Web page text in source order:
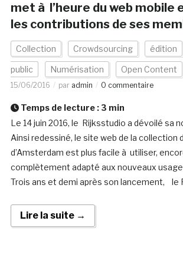
met à l’heure du web mobile
les contributions de ses
Collection Crowdsourcing édition
public Numérisation Open Content
15/06/2016 par admin 0 commentaire
Temps de lecture : 3 min
Le 14 juin 2016, le Rijksstudio a dévoilé sa
Ainsi redessiné, le site web de la collection
d’Amsterdam est plus facile à utiliser,
complètement adapté aux nouveaux
Trois ans et demi après son lancement, le
Lire la suite →